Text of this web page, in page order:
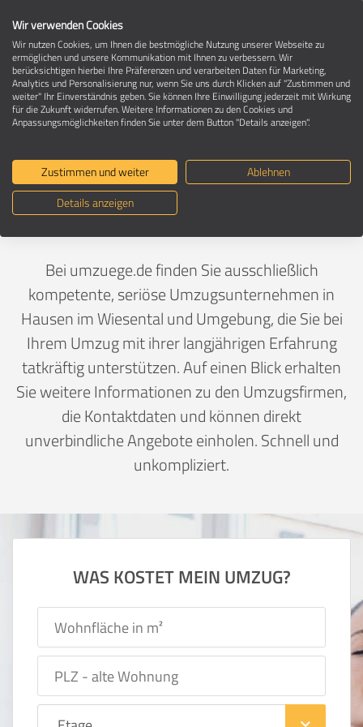
Umzugsunternehmen in 79688 Hausen
im Wiesental
Ein Umzug ist Vertrauenssache
Deutschland>Baden-Württemberg
Bei umzuege.de finden Sie ausschließlich
kompetente, seriöse Umzugsunternehmen in
Hausen im Wiesental und Umgebung, die Sie bei
Ihrem Umzug mit ihrer langjährigen Erfahrung
tatkräftig unterstützen. Auf einen Blick erhalten
Sie weitere Informationen zu den Umzugsfirmen,
die Kontaktdaten und können direkt
unverbindliche Angebote einholen. Schnell und
unkompliziert.
WAS KOSTET MEIN UMZUG?
Wir verwenden Cookies
Wir nutzen Cookies, um Ihnen die bestmögliche Nutzung unserer Webseite zu
ermöglichen und unsere Kommunikation mit Ihnen zu verbessern. Wir
berücksichtigen hierbei Ihre Präferenzen und verarbeiten Daten für Marketing,
Analytics und Personalisierung nur, wenn Sie uns durch Klicken auf "Zustimmen und
weiter" Ihr Einverständnis geben. Sie können Ihre Einwilligung jederzeit mit Wirkung
für die Zukunft widerrufen. Weitere Informationen zu den Cookies und
Anpassungsmöglichkeiten finden Sie unter dem Button "Details anzeigen".
Zustimmen und weiter
Ablehnen
Details anzeigen